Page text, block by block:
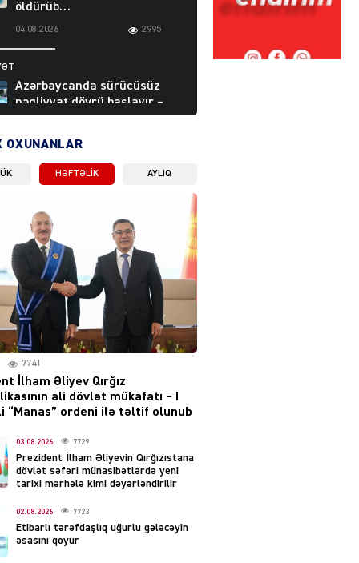
öldürüb…
04.08.2026 2995
Azərbaycanda sürücüsüz
nəqliyyat dövrü başlayır –
BELƏ işləyəcək
04.08.2026
layihəsi ilə bağlı AÇIQLAMA
04.08.2026
Müharibə Rusiyanın belini
bükür
04.08.2026 3996
Ekranlardan uzaq qalan
məşhur aktrisanın yeni
çıxdı
04.08.2026 2159
Hüseyn Həsənov haqqında
həbs qərarı verildi –
Milyonluq əmlakı müsadirə
OXUNANLAR
HƏFTƏLIK AYLIQ
7741
İlham Əliyev Qırğız
ali dövlət mükafatı – I
“Manas” ordeni ilə təltif olunub
03.08.2026 7729
Prezident İlham Əliyevin Qırğızıstana
dövlət səfəri münasibətlərdə yeni
tarixi mərhələ kimi dəyərləndirilir
02.08.2026 7723
Etibarlı tərəfdaşlıq uğurlu gələcəyin
əsasını qoyur